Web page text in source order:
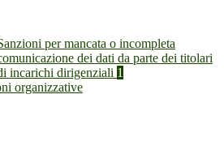
per mancata o incompleta
dei dati da parte dei titolari
incarichi dirigenziali 1
organizzative